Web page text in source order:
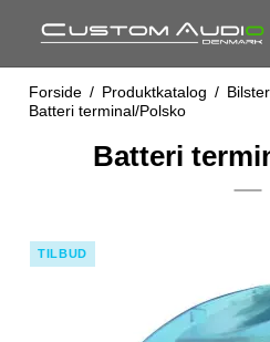
Forside / Produktkatalog /
Batteri terminal/Polsko
Batteri
TILBUD